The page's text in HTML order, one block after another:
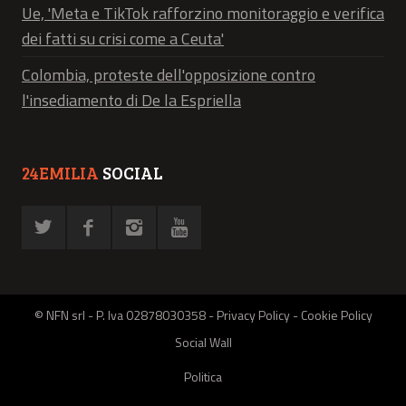
Ue, 'Meta e TikTok rafforzino monitoraggio e verifica
dei fatti su crisi come a Ceuta'
Colombia, proteste dell'opposizione contro
l'insediamento di De la Espriella
24EMILIA SOCIAL
© NFN srl - P. Iva 02878030358 -Privacy Policy-Cookie Policy
Social Wall
Politica